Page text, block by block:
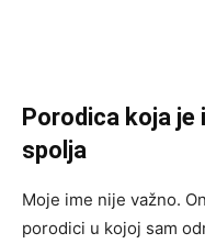
Porodica koja je
spolja
Moje ime nije važno.
porodici u kojoj sam